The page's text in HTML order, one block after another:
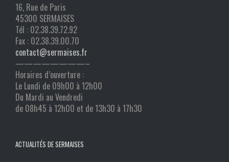
16, Rue de Paris
45300 SERMAISES
Tél : 02.38.39.72.92
Fax : 02.38.39.00.70
contact@sermaises.fr
————————–
Horaires d’ouverture :
Le Lundi de 09h00 à 12h00
Du Mardi au Vendredi
de 08h45 à 12h00 et de 13h30 à 17h30
ACTUALITÉS DE SERMAISES